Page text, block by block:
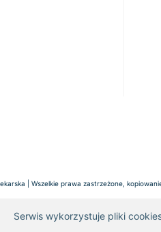
| Wszelkie prawa zastrzeżone,
Serwis wykorzystuje pliki